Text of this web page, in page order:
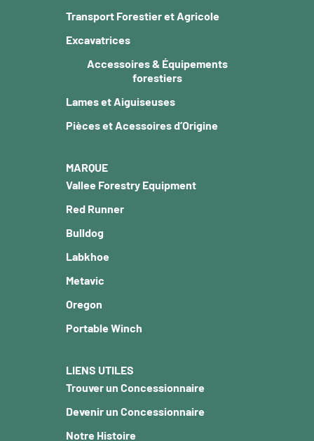
Transport Forestier et Agricole
Excavatrices
Accessoires & Équipements
forestiers
Lames et Aiguiseuses
Pièces et Acessoires d’Origine
MARQUE
Vallee Forestry Equipment
Red Runner
Bulldog
Labkhoe
Metavic
Oregon
Portable Winch
LIENS UTILES
Trouver un Concessionnaire
Devenir un Concessionnaire
Notre Histoire